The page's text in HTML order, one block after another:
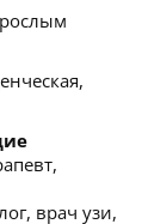
врач узи,